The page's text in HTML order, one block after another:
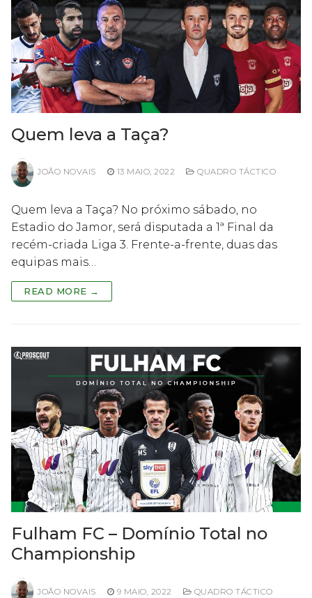
Quem leva a Taça?
JOÃO NOVAIS 13 MAIO, 2022 QUADRO TÁCTICO
Quem leva a Taça? No próximo sábado, no
Estadio do Jamor, será disputada a 1ª Final da
recém-criada Liga 3. Frente-a-frente, duas das
equipas mais…
READ MORE →
Fulham FC – Domínio Total no
Championship
JOÃO NOVAIS 9 MAIO, 2022 QUADRO TÁCTICO